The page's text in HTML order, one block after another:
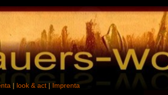
| look & act | Imprenta